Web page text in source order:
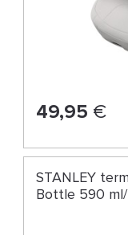
49,95 €
STANLEY
Bottle 590